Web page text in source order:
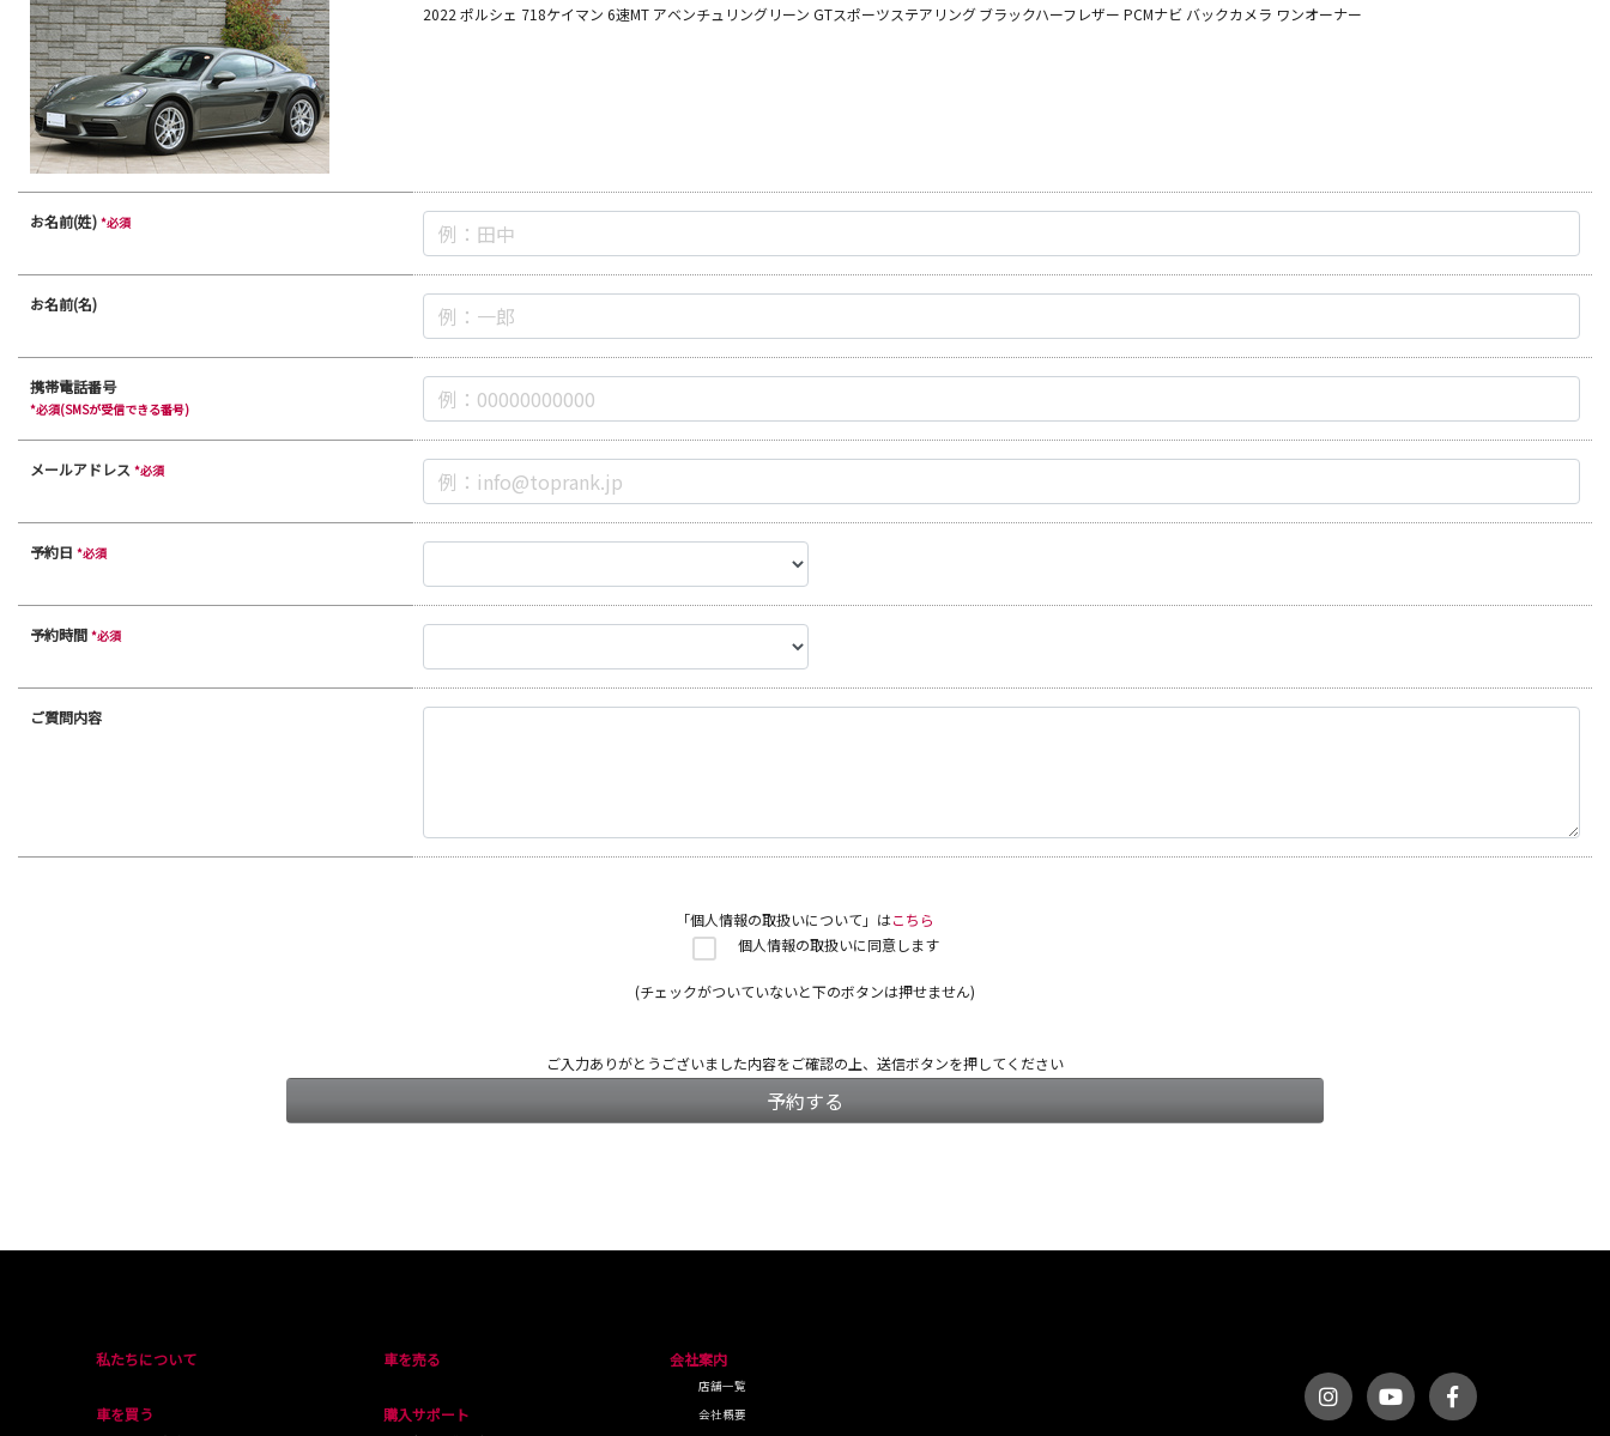
トップランク本店
2022 ポルシェ 718ケイマン 6速MT アベンチュリングリーン GTスポーツステアリング ブラックハーフレザー PCMナビ バックカメラ ワンオーナー
お名前(姓) *必須
お名前(名)
携帯電話番号
*必須(SMSが受信できる番号)
メールアドレス *必須
予約日 *必須
予約時間 *必須
ご質問内容
「個人情報の取扱いについて」はこちら
個人情報の取扱いに同意します
(チェックがついていないと下のボタンは押せません)
ご入力ありがとうございました内容をご確認の上、送信ボタンを押してください
予約する
私たちについて
車を買う
車を売る
購入サポート
会社案内
店舗一覧
会社概要